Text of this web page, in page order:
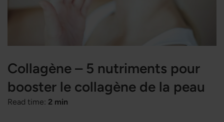
Collagène – 5 nutriments pour
booster le collagène de la peau
Read time: 2 min